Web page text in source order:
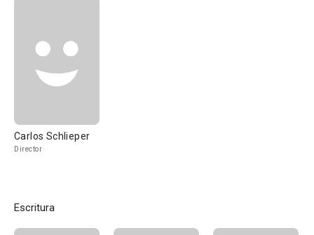
Carlos Schlieper
Director
Escritura